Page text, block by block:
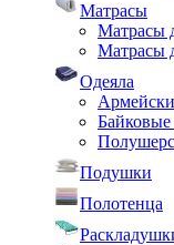
Матрасы
Матрасы
Матрасы
Одеяла
Байковые
Подушки
Полотенца